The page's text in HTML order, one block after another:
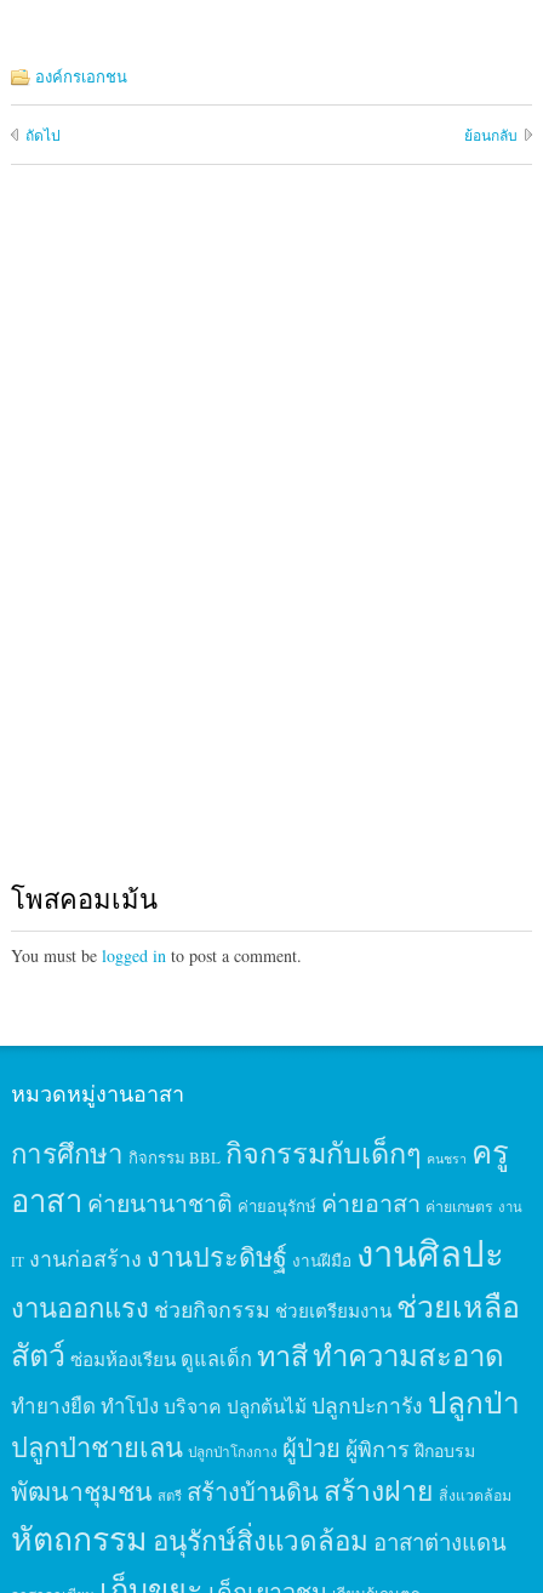
องค์กรเอกชน
ถัดไป ย้อนกลับ
โพสคอมเม้น
You must be logged into post a comment.
หมวดหมู่งานอาสา
การศึกษา กิจกรรม BBL กิจกรรมกับเด็กๆ คนชรา ครู
อาสา ค่ายนานาชาติ ค่ายอนุรักษ์ ค่ายอาสา ค่ายเกษตร งาน
IT งานก่อสร้าง งานประดิษฐ์ งานฝีมือ งานศิลปะ
งานออกแรง ช่วยกิจกรรม ช่วยเตรียมงาน ช่วยเหลือ
สัตว์ ซ่อมห้องเรียน ดูแลเด็ก ทาสีทำความสะอาด
ทำยางยืด ทำโป่ง บริจาค ปลูกต้นไม้ ปลูกปะการัง ปลูกป่า
ปลูกป่าชายเลน ปลูกป่าโกงกาง ผู้ป่วย ผู้พิการ ฝึกอบรม
พัฒนาชุมชน สตรี สร้างบ้านดินสร้างฝาย สิ่งแวดล้อม
หัตถกรรม อนุรักษ์สิ่งแวดล้อม อาสาต่างแดน